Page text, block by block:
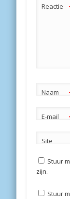
Reactie
Naam
E-mail
Site
Stuur
zijn.
Stuur